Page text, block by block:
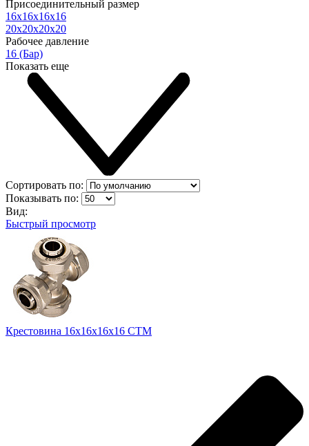
Присоединительный размер
16х16х16х16
20х20х20х20
Рабочее давление
16 (Бар)
Показать еще
Сортировать по:
Показывать по:
Вид:
Быстрый просмотр
Крестовина 16х16х16х16 CTM